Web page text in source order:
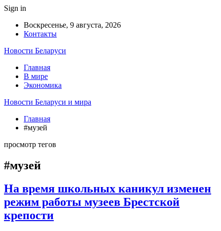
Sign in
Воскресенье, 9 августа, 2026
Контакты
Новости Беларуси
Главная
В мире
Экономика
Новости Беларуси и мира
Главная
#музей
просмотр тегов
#музей
На время школьных каникул изменен
режим работы музеев Брестской
крепости